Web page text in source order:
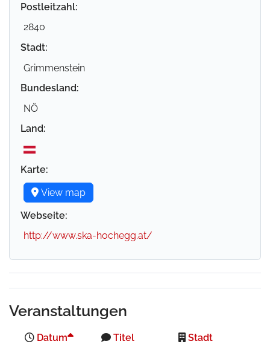
Postleitzahl:
2840
Stadt:
Grimmenstein
Bundesland:
NÖ
Land:
Karte:
View map
Webseite:
http://www.ska-hochegg.at/
Veranstaltungen
Datum Titel Stadt